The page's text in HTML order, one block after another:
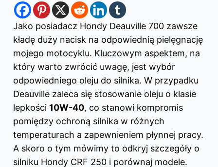
Jako posiadacz Hondy Deauville 700 zawsze
kładę duży nacisk na odpowiednią pielęgnację
mojego motocyklu. Kluczowym aspektem, na
który warto zwrócić uwagę, jest wybór
odpowiedniego oleju do silnika. W przypadku
Deauville zaleca się stosowanie oleju o klasie
lepkości 10W-40, co stanowi kompromis
pomiędzy ochroną silnika w różnych
temperaturach a zapewnieniem płynnej pracy.
A skoro o tym mówimy to odkryj szczegóły o
silniku Hondy CRF 250 i porównaj modele.